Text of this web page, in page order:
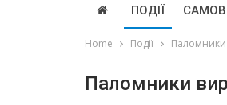
ПОДІЇ
Home Події
Паломники